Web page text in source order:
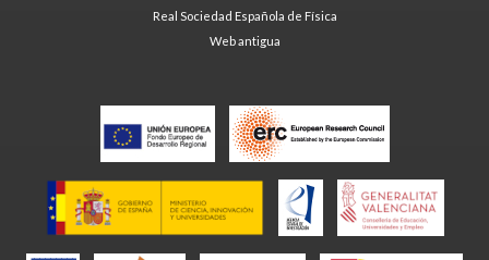
Real Sociedad Española de Física
Web antigua